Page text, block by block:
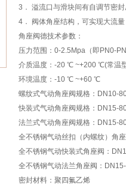
3． 溢流口与滑块间有自调节密
4． 阀体角座结构，可实现大流
角座阀德技术参数：
压力范围：0-2.5Mpa（即PN0-
介质温度：-20 ℃ ~+200 ℃(常温
环境温度：-10 ℃ ~+60 ℃
螺纹式气动角座阀规格：DN10-
快装式气动角座阀规格：DN15-
法兰式气动角座阀规格：DN15-
全不锈钢气动丝扣（内螺纹）角
全不锈钢气动快装式角座阀：
全不锈钢气动法兰角座阀：
密封材料：聚四氟乙烯